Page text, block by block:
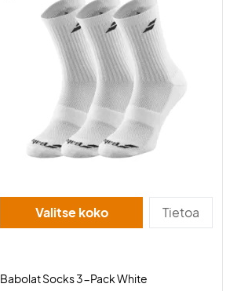
Valitse koko Tietoa
Babolat Socks 3-Pack White